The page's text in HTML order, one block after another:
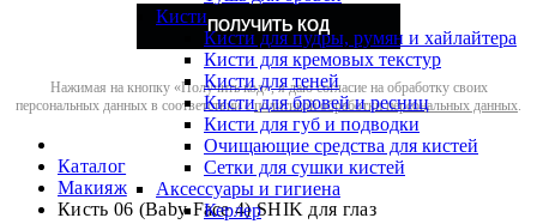
Кисти
Кисти для пудры, румян и хайлайтера
Кисти для кремовых текстур
Кисти для теней
Кисти для бровей и ресниц
Кисти для губ и подводки
Очищающие средства для кистей
Сетки для сушки кистей
Аксессуары и гигиена
Керлер
ПОЛУЧИТЬ КОД
Нажимая на кнопку «Получить код», я даю согласие на обработку своих
персональных данных в соответствии сполитикой обработки персональных данных.
Каталог
Макияж
Кисть 06 (Baby Face 4) SHIK для глаз